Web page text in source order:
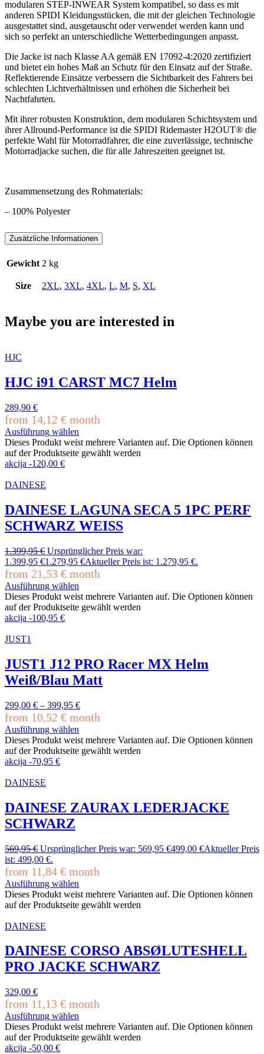
modularen STEP-INWEAR System kompatibel, so dass es mit
anderen SPIDI Kleidungsstücken, die mit der gleichen Technologie
ausgestattet sind, ausgetauscht oder verwendet werden kann und
sich so perfekt an unterschiedliche Wetterbedingungen anpasst.
Die Jacke ist nach Klasse AA gemäß EN 17092-4:2020 zertifiziert
und bietet ein hohes Maß an Schutz für den Einsatz auf der Straße.
Reflektierende Einsätze verbessern die Sichtbarkeit des Fahrers bei
schlechten Lichtverhältnissen und erhöhen die Sicherheit bei
Nachtfahrten.
Mit ihrer robusten Konstruktion, dem modularen Schichtsystem und
ihrer Allround-Performance ist die SPIDI Ridemaster H2OUT® die
perfekte Wahl für Motorradfahrer, die eine zuverlässige, technische
Motorradjacke suchen, die für alle Jahreszeiten geeignet ist.
Zusammensetzung des Rohmaterials:
– 100% Polyester
Zusätzliche Informationen
Gewicht 2 kg
Size 2XL, 3XL, 4XL, L, M, S, XL
Maybe you are interested in
HJC
HJC i91 CARST MC7 Helm
289,90 €
from 14,12 € month
Ausführung wählen
Dieses Produkt weist mehrere Varianten auf. Die Optionen können
auf der Produktseite gewählt werden
akcija -120,00 €
DAINESE
DAINESE LAGUNA SECA 5 1PC PERF
SCHWARZ WEISS
1.399,95€ Ursprünglicher Preis war:
1.399,95 €1.279,95 €Aktueller Preis ist: 1.279,95 €.
from 21,53 € month
Ausführung wählen
Dieses Produkt weist mehrere Varianten auf. Die Optionen können
auf der Produktseite gewählt werden
akcija -100,95 €
JUST1
JUST1 J12 PRO Racer MX Helm
Weiß/Blau Matt
299,00 € – 399,95 €
from 10,52 € month
Ausführung wählen
Dieses Produkt weist mehrere Varianten auf. Die Optionen können
auf der Produktseite gewählt werden
akcija -70,95 €
DAINESE
DAINESE ZAURAX LEDERJACKE
SCHWARZ
569,95€ Ursprünglicher Preis war: 569,95 €499,00 €Aktueller Preis
ist: 499,00 €.
from 11,84 € month
Ausführung wählen
Dieses Produkt weist mehrere Varianten auf. Die Optionen können
auf der Produktseite gewählt werden
DAINESE
DAINESE CORSO ABSØLUTESHELL
PRO JACKE SCHWARZ
329,00 €
from 11,13 € month
Ausführung wählen
Dieses Produkt weist mehrere Varianten auf. Die Optionen können
auf der Produktseite gewählt werden
akcija -50,00 €